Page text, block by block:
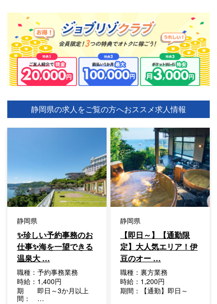
静岡県の求人をご覧の方へおススメ求人情報
静岡県
✨珍しい予約事務のお
仕事✨海を一望できる
温泉大 …
職種： 予約事務業務
時給： 1,400円
期
間：
即日～3か月以上
…
静岡県
【即日～】【通勤限
定】大人気エリア！伊
豆のオー …
職種：裏方業務
時給： 1,200円
期間：
【通勤】即日～